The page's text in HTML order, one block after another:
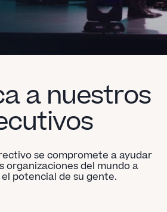
a nuestros
se compromete a ayudar
organizaciones del mundo a
potencial de su gente.